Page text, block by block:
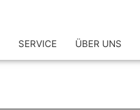
SERVICE ÜBER UNS